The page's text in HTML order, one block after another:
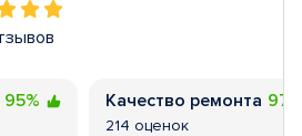
95% Качество ремонта
214 оценок